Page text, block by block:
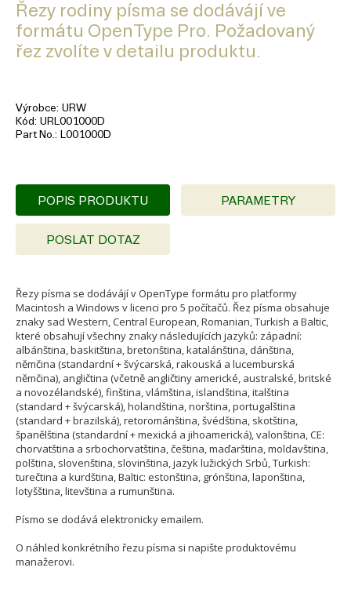
Řezy rodiny písma se dodávájí ve
formátu OpenType Pro. Požadovaný
řez zvolíte v detailu produktu.
Výrobce URW
Kód URL001000D
Part No.
L001000D
POPIS PRODUKTU PARAMETRY
POSLAT DOTAZ
Řezy písma se dodávájí v OpenType formátu pro platformy
Macintosh a Windows v licenci pro 5 počítačů. Řez písma obsahuje
znaky sad Western, Central European, Romanian, Turkish a Baltic,
které obsahují všechny znaky následujících jazyků: západní:
albánština, baskitština, bretonština, katalánština, dánština,
němčina (standardní + švýcarská, rakouská a lucemburská
němčina), angličtina (včetně angličtiny americké, australské, britské
a novozélandské), finština, vlámština, islandština, italština
(standard + švýcarská), holandština, norština, portugalština
(standard + brazilská), retorománština, švédština, skotština,
španělština (standardní + mexická a jihoamerická), valonština, CE:
chorvatština a srbochorvatština, čeština, maďarština, moldavština,
polština, slovenština, slovinština, jazyk lužických Srbů, Turkish:
turečtina a kurdština, Baltic: estonština, grónština, laponština,
lotyšština, litevština a rumunština.
Písmo se dodává elektronicky emailem.
O náhled konkrétního řezu písma si napište produktovému
manažerovi.